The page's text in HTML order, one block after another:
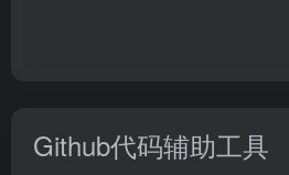
Github代码辅助工具